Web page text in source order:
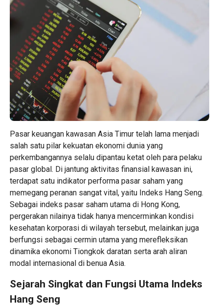
Pasar keuangan kawasan Asia Timur telah lama menjadi
salah satu pilar kekuatan ekonomi dunia yang
perkembangannya selalu dipantau ketat oleh para pelaku
pasar global. Di jantung aktivitas finansial kawasan ini,
terdapat satu indikator performa pasar saham yang
memegang peranan sangat vital, yaitu Indeks Hang Seng.
Sebagai indeks pasar saham utama di Hong Kong,
pergerakan nilainya tidak hanya mencerminkan kondisi
kesehatan korporasi di wilayah tersebut, melainkan juga
berfungsi sebagai cermin utama yang merefleksikan
dinamika ekonomi Tiongkok daratan serta arah aliran
modal internasional di benua Asia.
Sejarah Singkat dan Fungsi Utama Indeks
Hang Seng